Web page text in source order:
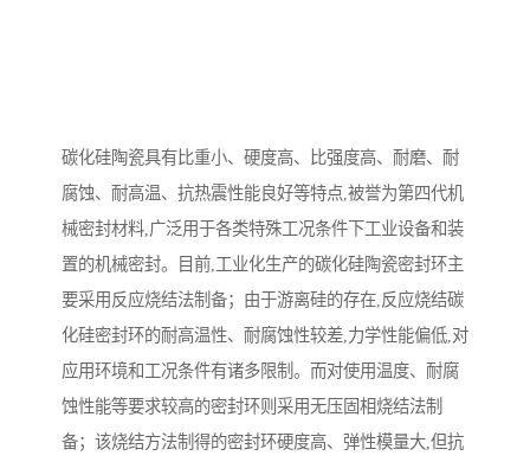
碳化硅陶瓷具有比重小、硬度高、比强度高、耐磨、耐
腐蚀、耐高温、抗热震性能良好等特点,被誉为第四代机
械密封材料,广泛用于各类特殊工况条件下工业设备和装
置的机械密封。目前,工业化生产的碳化硅陶瓷密封环主
要采用反应烧结法制备；由于游离硅的存在,反应烧结碳
化硅密封环的耐高温性、耐腐蚀性较差,力学性能偏低,对
应用环境和工况条件有诸多限制。而对使用温度、耐腐
蚀性能等要求较高的密封环则采用无压固相烧结法制
备；该烧结方法制得的密封环硬度高、弹性模量大,但抗